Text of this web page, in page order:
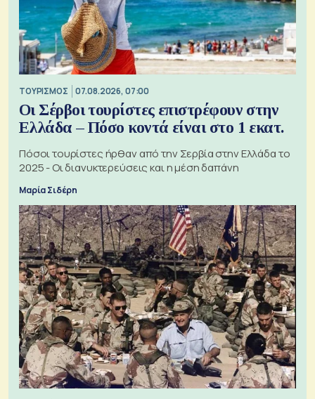
ΤΟΥΡΙΣΜΟΣ 07.08.2026, 07:00
Οι Σέρβοι τουρίστες επιστρέφουν στην
Ελλάδα – Πόσο κοντά είναι στο 1 εκατ.
Πόσοι τουρίστες ήρθαν από την Σερβία στην Ελλάδα το
2025 - Οι διανυκτερεύσεις και η μέση δαπάνη
Μαρία Σιδέρη